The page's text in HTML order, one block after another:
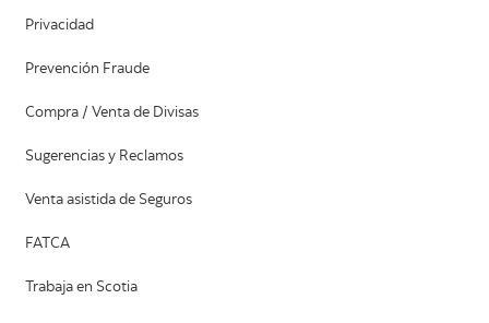
Privacidad
Prevención Fraude
Compra / Venta de Divisas
Sugerencias y Reclamos
Venta asistida de Seguros
FATCA
Trabaja en Scotia